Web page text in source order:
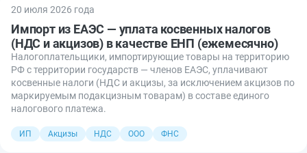
20 июля 2026 года
Импорт из ЕАЭС — уплата косвенных налогов
(НДС и акцизов) в качестве ЕНП (ежемесячно)
Налогоплательщики, импортирующие товары на территорию
РФ с территории государств — членов ЕАЭС, уплачивают
косвенные налоги (НДС и акцизы, за исключением акцизов по
маркируемым подакцизным товарам) в составе единого
налогового платежа.
ИП Акцизы НДС ООО ФНС